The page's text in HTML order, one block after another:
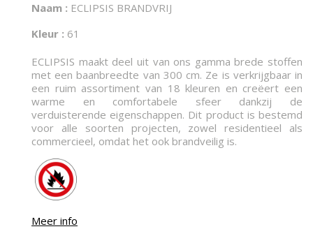
Naam : ECLIPSIS BRANDVRIJ
Kleur : 61
ECLIPSIS maakt deel uit van ons gamma brede stoffen
met een baanbreedte van 300 cm. Ze is verkrijgbaar in
een ruim assortiment van 18 kleuren en creëert een
warme en comfortabele sfeer dankzij de
verduisterende eigenschappen. Dit product is bestemd
voor alle soorten projecten, zowel residentieel als
commercieel, omdat het ook brandveilig is.
Meer info